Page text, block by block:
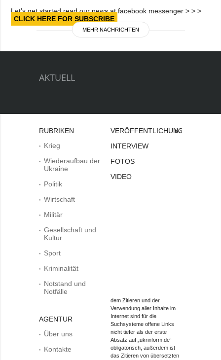
Let’s get started read our news at facebook messenger > > >
CLICK HERE FOR SUBSCRIBE
MEHR NACHRICHTEN
AKTUELL
RUBRIKEN
Krieg
Wiederaufbau der
Ukraine
Politik
Wirtschaft
Militär
Gesellschaft und
Kultur
Sport
Kriminalität
Notstand und
Notfälle
AGENTUR
Über uns
Kontakte
VERÖFFENTLICHUNGEN
INTERVIEW
FOTOS
VIDEO
Bei
dem Zitieren und der
Verwendung aller Inhalte im
Internet sind für die
Suchsysteme offene Links
nicht tiefer als der erste
Absatz auf „ukrinform.de“
obligatorisch, außerdem ist
das Zitieren von übersetzten